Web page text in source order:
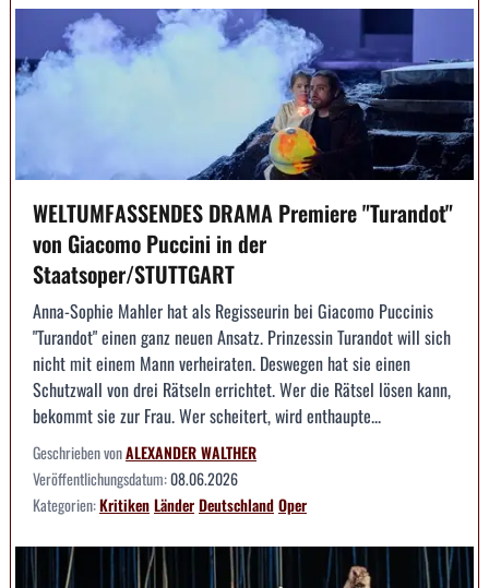
WELTUMFASSENDES DRAMA Premiere "Turandot"
von Giacomo Puccini in der
Staatsoper/STUTTGART
Anna-Sophie Mahler hat als Regisseurin bei Giacomo Puccinis
"Turandot" einen ganz neuen Ansatz. Prinzessin Turandot will sich
nicht mit einem Mann verheiraten. Deswegen hat sie einen
Schutzwall von drei Rätseln errichtet. Wer die Rätsel lösen kann,
bekommt sie zur Frau. Wer scheitert, wird enthaupte...
Geschrieben vonALEXANDER WALTHER
Veröffentlichungsdatum:08.06.2026
Kategorien:KritikenLänderDeutschlandOper